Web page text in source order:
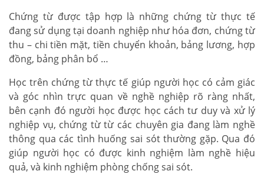
Chứng từ được tập hợp là những chứng từ thực tế
đang sử dụng tại doanh nghiệp như hóa đơn, chứng từ
thu – chi tiền mặt, tiền chuyển khoản, bảng lương, hợp
đồng, bảng phân bổ …
Học trên chứng từ thực tế giúp người học có cảm giác
và góc nhìn trực quan về nghề nghiệp rõ ràng nhất,
bên cạnh đó người học được học cách tư duy và xử lý
nghiệp vụ, chứng từ từ các chuyên gia đang làm nghề
thông qua các tình huống sai sót thường gặp. Qua đó
giúp người học có được kinh nghiệm làm nghề hiệu
quả, và kinh nghiệm phòng chống sai sót.